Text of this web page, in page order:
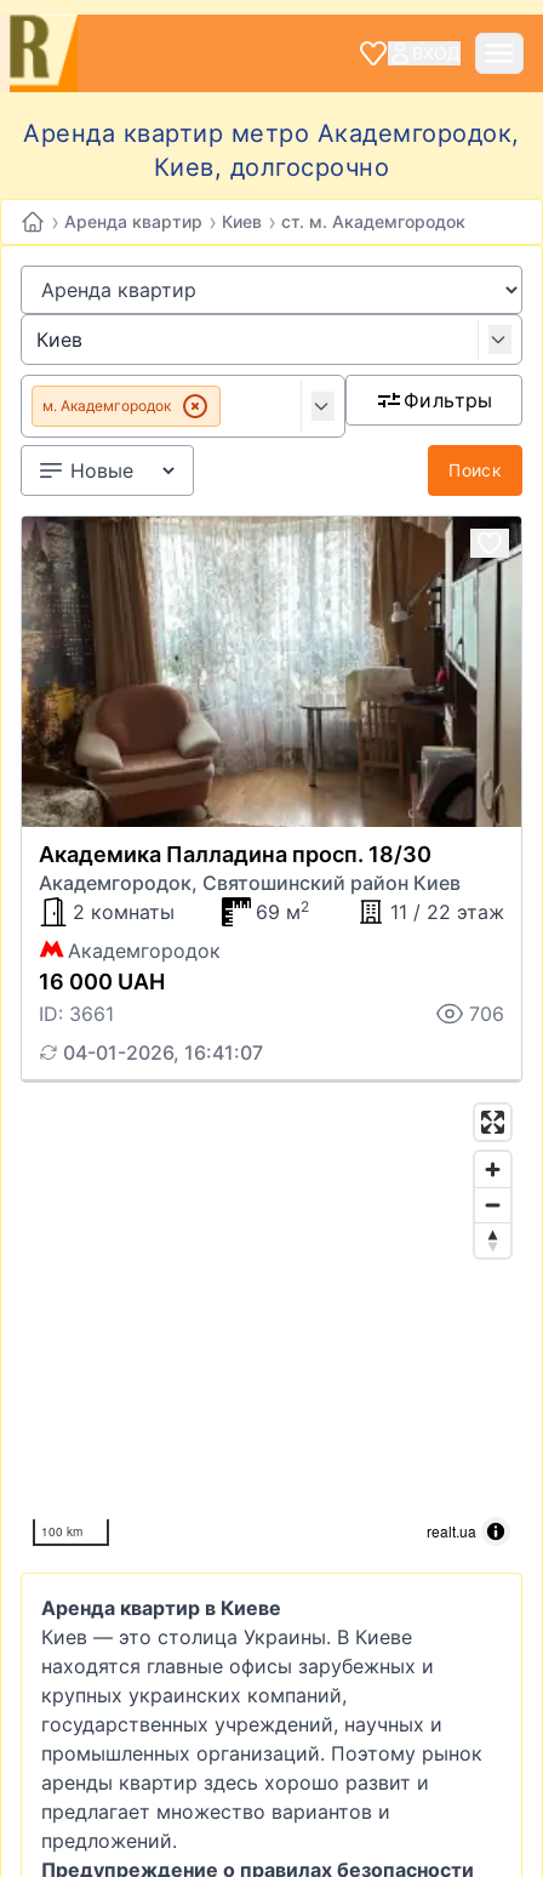
Аренда квартир метро Академгородок,
Киев, долгосрочно
› Аренда квартир › Киев › ст. м. Академгородок
м. Академгородок Фильтры
Поиск
Академика Палладина просп. 18/30
Академгородок, Святошинский район Киев
2 комнаты
69 м2
11 / 22 этаж
Академгородок
16 000 UAH
ID: 3661
706
04-01-2026, 16:41:07
100 km realt.ua
Аренда квартир в Киеве
Киев — это столица Украины. В Киеве
находятся главные офисы зарубежных и
крупных украинских компаний,
государственных учреждений, научных и
промышленных организаций. Поэтому рынок
аренды квартир здесь хорошо развит и
предлагает множество вариантов и
предложений.
Предупреждение о правилах безопасности